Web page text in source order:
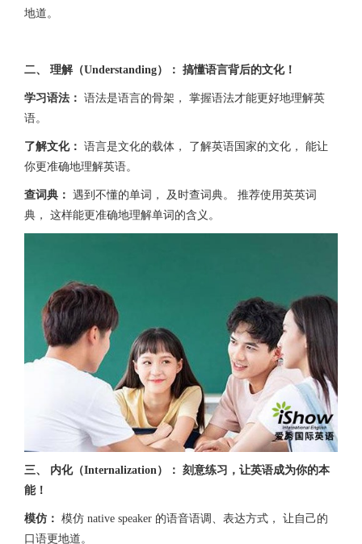
地道。
二、 理解（Understanding）： 搞懂语言背后的文化！
学习语法： 语法是语言的骨架， 掌握语法才能更好地理解英
语。
了解文化： 语言是文化的载体， 了解英语国家的文化， 能让
你更准确地理解英语。
查词典： 遇到不懂的单词， 及时查词典。 推荐使用英英词
典， 这样能更准确地理解单词的含义。
三、 内化（Internalization）： 刻意练习，让英语成为你的本
能！
模仿： 模仿 native speaker 的语音语调、表达方式， 让自己的
口语更地道。